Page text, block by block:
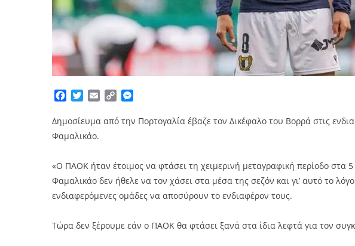
Facebook
TwitterEmailCopy
Δημοσίευμα από την Πορτογαλία έβαζε τον Δικέφαλο του Βορρά στις
Φαμαλικάο.
«Ο ΠΑΟΚ ήταν έτοιμος να φτάσει τη χειμερινή μεταγραφική περίοδο στα
Φαμαλικάο δεν ήθελε να τον χάσει στα μέσα της σεζόν και γι’ αυτό το
ενδιαφερόμενες ομάδες να αποσύρουν το ενδιαφέρον τους.
Τώρα δεν ξέρουμε εάν ο ΠΑΟΚ θα φτάσει ξανά στα ίδια λεφτά για τον